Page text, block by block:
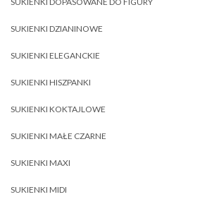
SUKIENKI DZIANINOWE
SUKIENKI ELEGANCKIE
SUKIENKI HISZPANKI
SUKIENKI KOKTAJLOWE
SUKIENKI MAŁE CZARNE
SUKIENKI MAXI
SUKIENKI MIDI